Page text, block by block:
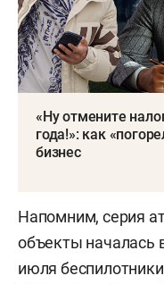
«Ну отмените
года!»: как
бизнес
Напомним, серия
объекты началась
июля беспилотники